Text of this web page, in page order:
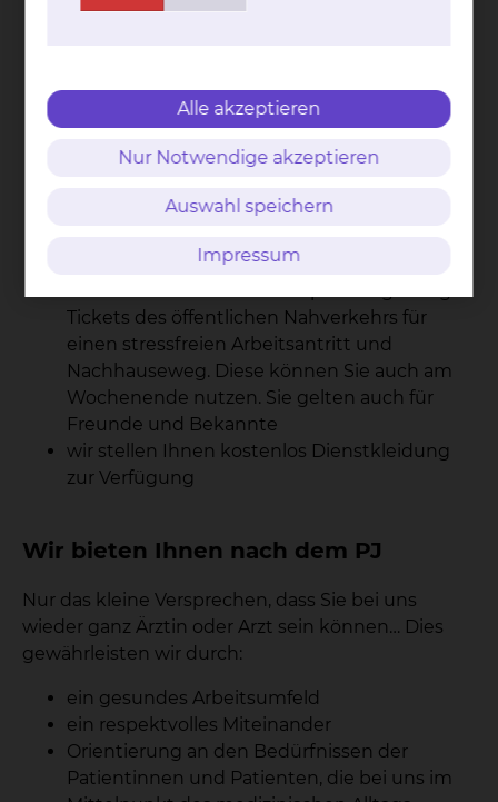
Aufwandentschädigung in Höhe von 855,00
Euro Brutto / Monat
wir bieten Ihnen eine kostenlose Unterkunft
Sie haben freien Zugang zu Internet, E-
unterstützen wir Sie mit Fachliteratur
Tickets des öffentlichen Nahverkehrs für
einen stressfreien Arbeitsantritt und
Nachhauseweg. Diese können Sie auch am
Wochenende nutzen. Sie gelten auch für
Freunde und Bekannte
wir stellen Ihnen kostenlos Dienstkleidung
zur Verfügung
Wir bieten Ihnen nach dem PJ
Nur das kleine Versprechen, dass Sie bei uns
wieder ganz Ärztin oder Arzt sein können… Dies
gewährleisten wir durch:
ein gesundes Arbeitsumfeld
ein respektvolles Miteinander
Orientierung an den Bedürfnissen der
Patientinnen und Patienten, die bei uns im
Alle akzeptieren
Nur Notwendige akzeptieren
Auswahl speichern
Impressum